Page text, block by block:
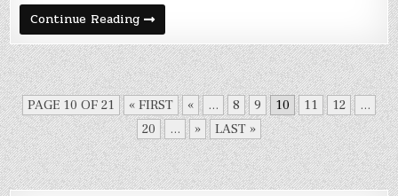
Continue Readingสร้างสรรค์
และ
มั่นใจ
:
สันติ
สิงห
วังชา
PAGE 10 OF 21 « FIRST « ... 8 9 10 11 12
...
20
... » LAST »